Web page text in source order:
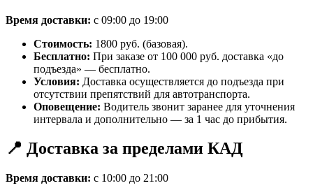
Время доставки: с 09:00 до 19:00
Стоимость: 1800 руб. (базовая).
Бесплатно: При заказе от 100 000 руб. доставка «до
подъезда» — бесплатно.
Условия: Доставка осуществляется до подъезда при
отсутствии препятствий для автотранспорта.
Оповещение: Водитель звонит заранее для уточнения
интервала и дополнительно — за 1 час до прибытия.
📍 Доставка за пределами КАД
Время доставки: с 10:00 до 21:00